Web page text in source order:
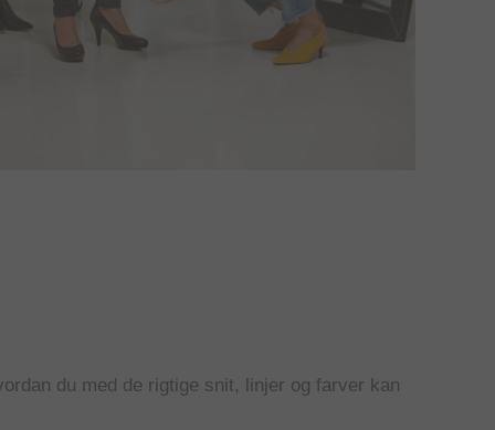
du med de rigtige snit, linjer og farver kan